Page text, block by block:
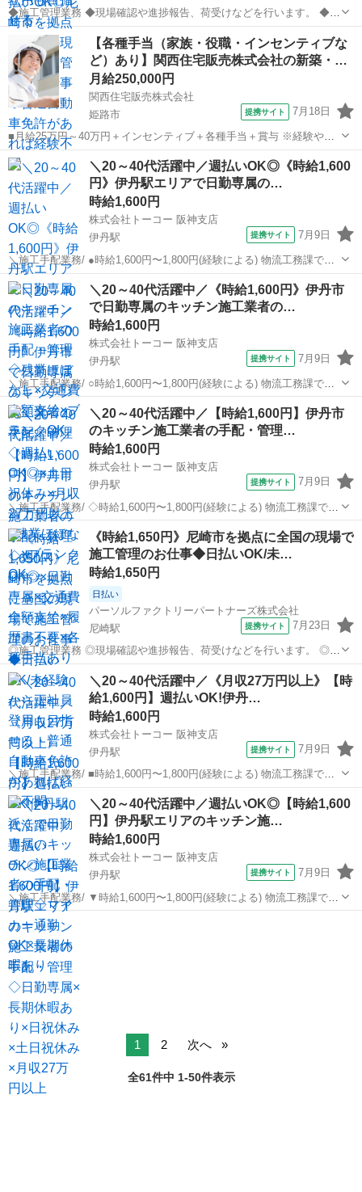
◆施工管理業務 ◆現場確認や進捗報告、荷受けなどを行います。 ◆各
地の現場で施工管理を担当します。 ◆未経験OK!普通自動車免許があ
ればすぐに始められます。 ※北海道から沖縄まで、全国各地へ出張し
ます。 ◆紹介予定派遣の求...
兵庫 尼崎駅 生産管理
【各種手当（家族・役職・インセンティブな
ど）あり】関西住宅販売株式会社の新築・…
月給250,000円
関西住宅販売株式会社
姫路市
提携サイト 7月18日
■月給25万円～40万円＋インセンティブ＋各種手当＋賞与 ※経験や能
力、前職の給与などを考慮 ※資格手当 ・1級建築施工管理技士：月3万
円 ・2級建築施工管理技士：月1万円 ・宅地建物取引士：月3万円 ※月
給額には一律支給...
兵庫 生産管理
＼20～40代活躍中／週払いOK◎《時給1,600
円》伊丹駅エリアで日勤専属の…
時給1,600円
株式会社トーコー 阪神支店
伊丹駅
提携サイト 7月9日
＼施工手配業務/ ●時給1,600円〜1,800円(経験による) 物流工務課で施
工手配のお仕事をおまかせします。 < お仕事内容> ●物流工務課で施
工手配をおまかせします。 ●キッチン施工業者の手配・管理 ●関係各
所と...
兵庫 伊丹駅 生産管理
＼20～40代活躍中／《時給1,600円》伊丹市
で日勤専属のキッチン施工業者の…
時給1,600円
株式会社トーコー 阪神支店
伊丹駅
提携サイト 7月9日
＼施工手配業務/ ○時給1,600円〜1,800円(経験による) 物流工務課で施
工手配のお仕事をおまかせします。 < お仕事内容> ○物流工務課で施
工手配をおまかせします。 ○キッチン施工業者の手配・管理 ○関係各
所と...
兵庫 伊丹駅 生産管理
＼20～40代活躍中／【時給1,600円】伊丹市
のキッチン施工業者の手配・管理…
時給1,600円
株式会社トーコー 阪神支店
伊丹駅
提携サイト 7月9日
＼施工手配業務/ ◇時給1,600円〜1,800円(経験による) 物流工務課で施
工手配のお仕事をお任せいたします。 < お仕事内容> ◇物流工務課で
施工手配をお任せいたします。 ◇キッチン施工業者の手配・管理 ◇関
係各...
兵庫 伊丹駅 生産管理
《時給1,650円》尼崎市を拠点に全国の現場で
施工管理のお仕事◆日払いOK/未…
時給1,650円
日払い
パーソルファクトリーパートナーズ株式会社
尼崎駅
提携サイト 7月23日
◎施工管理業務 ◎現場確認や進捗報告、荷受けなどを行います。 ◎各
地の現場で施工管理を担当します。 ◎未経験OK!普通自動車免許があ
ればすぐに始められます。 ※北海道から沖縄まで、全国各地へ出張し
ます。 ◎紹介予定派遣の求...
兵庫 尼崎駅 生産管理
＼20～40代活躍中／《月収27万円以上》【時
給1,600円】週払いOK!伊丹…
時給1,600円
株式会社トーコー 阪神支店
伊丹駅
提携サイト 7月9日
＼施工手配業務/ ■時給1,600円〜1,800円(経験による) 物流工務課で施
工手配のお仕事をお任せします。 < お仕事内容> ■物流工務課で施工
手配をお任せします。 ■キッチン施工業者の手配・管理 ■関係各所と
の連...
兵庫 伊丹駅 生産管理
＼20～40代活躍中／週払いOK◎【時給1,600
円】伊丹駅エリアのキッチン施…
時給1,600円
株式会社トーコー 阪神支店
伊丹駅
提携サイト 7月9日
＼施工手配業務/ ▼時給1,600円〜1,800円(経験による) 物流工務課で施
工手配のお仕事をお願いします。 < お仕事内容> ▼物流工務課で施工
手配をお願いします。 ▼キッチン施工業者の手配・管理 ▼関係各所と
の連...
兵庫 伊丹駅
1 2 次へ
全61件中 1-50件表示